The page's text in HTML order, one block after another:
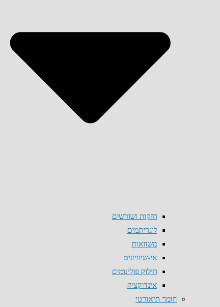
חזקות ושורשים
לוגריתמים
משוואות
אי-שיוויונים
חילוק פולינומים
אינדוקציה
חומר תיאורטי